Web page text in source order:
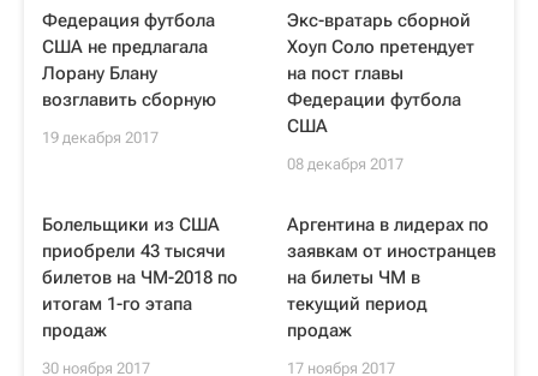
Федерация футбола
США не предлагала
Лорану Блану
возглавить сборную
19 декабря 2017
Экс-вратарь сборной
Хоуп Соло претендует
на пост главы
Федерации футбола
США
08 декабря 2017
Болельщики из США
приобрели 43 тысячи
билетов на ЧМ-2018 по
итогам 1-го этапа
продаж
30 ноября 2017
Аргентина в лидерах по
заявкам от иностранцев
на билеты ЧМ в
текущий период
продаж
17 ноября 2017